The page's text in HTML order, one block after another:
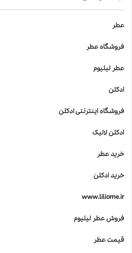
عطر
فروشگاه عطر
عطر لیلیوم
ادکلن
فروشگاه اینترنتی ادکلن
ادکلن لالیک
خرید عطر
خرید ادکلن
www.liliome.ir
فروش عطر لیلیوم
قیمت عطر